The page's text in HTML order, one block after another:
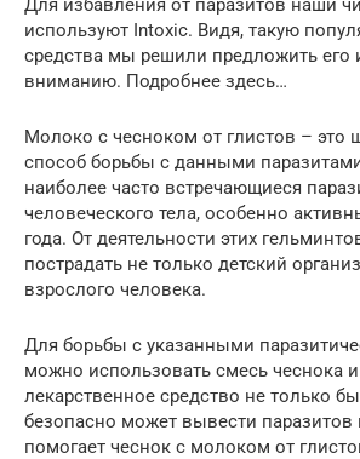
Для избавления от паразитов наши
используют Intoxic. Видя, такую
средства мы решили предложить его
вниманию. Подробнее здесь…
Молоко с чесноком от глистов – это
способ борьбы с данными
наиболее часто встречающиеся
человеческого тела, особенно
года. От деятельности этих
пострадать не только детский
взрослого человека.
Для борьбы с указанными
можно использовать смесь чеснока
лекарственное средство не только
безопасно может вывести паразитов
помогает чеснок с молоком от